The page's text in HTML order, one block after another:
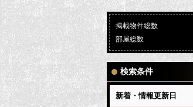
掲載物件総数
部屋総数
検索条件
新着・情報更新日